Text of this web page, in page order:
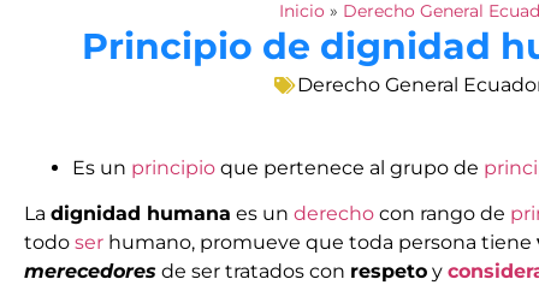
Inicio » Derecho General
Principio de dignidad
Derecho General
Es un principio que pertenece al grupo de
La dignidad humana es un derecho con rango de
todo ser humano, promueve que toda persona tiene
merecedores de ser tratados con respeto y